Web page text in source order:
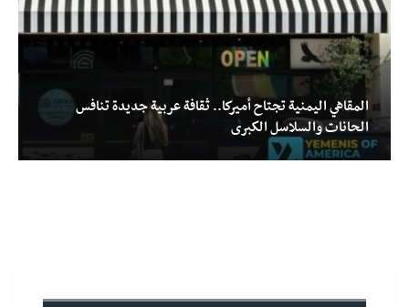
المقاهي اليمنية تجتاح أميركا.. ثقافة عربية جديدة تنافس
الحانات والسلاسل الكبرى